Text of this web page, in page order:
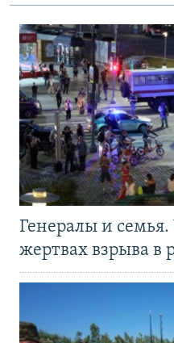
Генералы и семья.
жертвах взрыва в